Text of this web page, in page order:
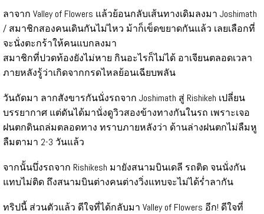
ลาจาก Valley of Flowers แล้วย้อนกลับเส้นทางเดิมลงมา Joshimath
/ สมาชิกสองคนเดินกันไม่ไหว ม้าก็เข็ดขยาดกันแล้ว เลยเลือกที่
จะนั่งตะกร้าให้คนแบกลงมา
สมาชิกที่ปวดท้องยังไม่หาย กินอะไรก็ไม่ได้ อาเจียนตลอดเวลา
ภายหลังรู้ว่าเกิดจากกรดไหลย้อนเฉียบพลัน
วันถัดมา ลากสังขารกันนั่งรถจาก Joshimath สู่ Rishikeh เปลี่ยน
บรรยากาศ แต่ดันได้มานั่งดูวิวสองข้างทางกันในรถ เพราะเจอ
ฝนตกดินถล่มตลอดทาง ทราบภายหลังว่า ด้านล่างฝนตกไม่ลืมหู
ลืมตามา 2-3 วันแล้ว
จากนั้นบึ่งรถจาก Rishikesh มายังสนามบินเดลี รถติด จนนั่งกัน
แทบไม่ติด ถึงสนามบินต่างคนต่างวิ่งแทบจะไม่ได้ร่ำลากัน
ทริปนี้ ส่วนตัวแล้ว ดีใจที่ได้กลับมา Valley of Flowers อีก! ดีใจที่